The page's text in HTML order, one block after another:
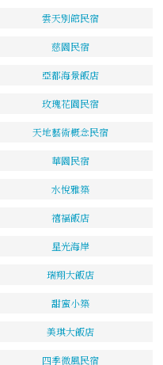
雲天別館民宿
慈園民宿
亞都海景飯店
玫瑰花園民宿
天地藝術概念民宿
華園民宿
水悅雅築
禧福飯店
星光海岸
瑞翔大飯店
甜蜜小築
美琪大飯店
四季微風民宿